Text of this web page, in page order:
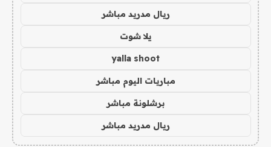
ريال مدريد مباشر
يلا شوت
yalla shoot
مباريات اليوم مباشر
برشلونة مباشر
ريال مدريد مباشر